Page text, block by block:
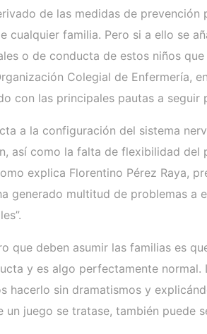
de las medidas de
familia. Pero si a ello se
o de conducta de estos niños
Colegial de Enfermería,
con las principales pautas a
a la configuración del sistema
así como la falta de flexibilidad
explica Florentino Pérez Raya,
multitud de problemas a
que deben asumir las familias es
y es algo perfectamente
hacerlo sin dramatismos y
juego se tratase, también